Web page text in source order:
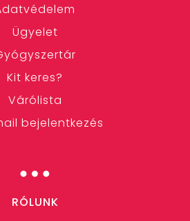
Ügyelet
Kit keres?
Várólista
bejelentkezés
…
RÓLUNK